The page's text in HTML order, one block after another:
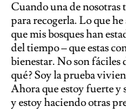
Cuando una de nosotras
para recogerla. Lo que
que mis bosques han
del tiempo – que estas
bienestar. No son fáciles
qué? Soy la prueba
Ahora que estoy fuerte y
y estoy haciendo otras